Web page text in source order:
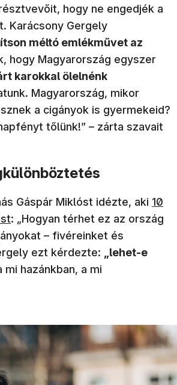
hogy ne engedjék a
Karácsony Gergely
méltó emlékművet az
hogy Magyarország egyszer
karokkal ölelnénk
Magyarország, mikor
a cigányok is gyermekeid?
tőlünk!” – zárta szavait
Gáspár Miklóst idézte, aki 10
: „Hogyan térhet ez az ország
– fivéreinket és
ezt kérdezte:
„lehet-e
hazánkban, a mi